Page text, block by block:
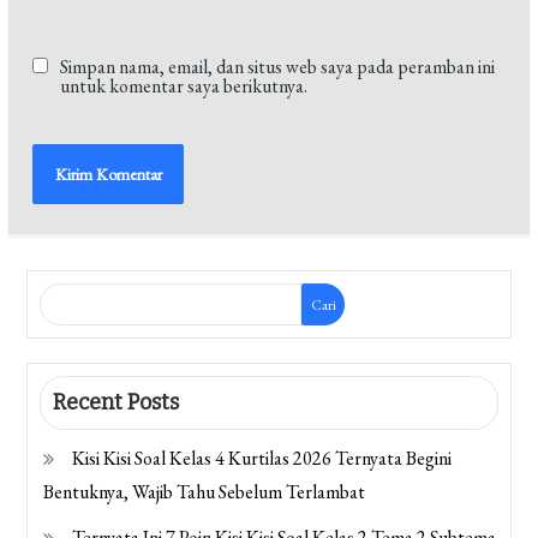
Simpan nama, email, dan situs web saya pada peramban ini
untuk komentar saya berikutnya.
Cari
Recent Posts
Kisi Kisi Soal Kelas 4 Kurtilas 2026 Ternyata Begini
Bentuknya, Wajib Tahu Sebelum Terlambat